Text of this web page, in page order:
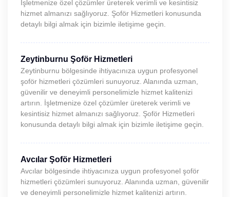
İşletmenize özel çözümler üreterek verimli ve kesintisiz
hizmet almanızı sağlıyoruz. Şoför Hizmetleri konusunda
detaylı bilgi almak için bizimle iletişime geçin.
Zeytinburnu Şoför Hizmetleri
Zeytinburnu bölgesinde ihtiyacınıza uygun profesyonel
şoför hizmetleri çözümleri sunuyoruz. Alanında uzman,
güvenilir ve deneyimli personelimizle hizmet kalitenizi
artırın. İşletmenize özel çözümler üreterek verimli ve
kesintisiz hizmet almanızı sağlıyoruz. Şoför Hizmetleri
konusunda detaylı bilgi almak için bizimle iletişime geçin.
Avcılar Şoför Hizmetleri
Avcılar bölgesinde ihtiyacınıza uygun profesyonel şoför
hizmetleri çözümleri sunuyoruz. Alanında uzman, güvenilir
ve deneyimli personelimizle hizmet kalitenizi artırın.